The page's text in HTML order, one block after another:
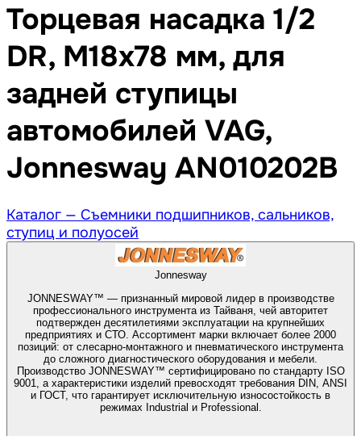
Торцевая насадка 1/2
DR, M18x78 мм, для
задней ступицы
автомобилей VAG,
Jonnesway AN010202B
Каталог — Съемники подшипников, сальников,
ступиц и полуосей
Jonnesway
JONNESWAY™ — признанный мировой лидер в производстве
профессионального инструмента из Тайваня, чей авторитет
подтвержден десятилетиями эксплуатации на крупнейших
предприятиях и СТО. Ассортимент марки включает более 2000
позиций: от слесарно-монтажного и пневматического инструмента
до сложного диагностического оборудования и мебели.
Производство JONNESWAY™ сертифицировано по стандарту ISO
9001, а характеристики изделий превосходят требования DIN, ANSI
и ГОСТ, что гарантирует исключительную износостойкость в
режимах Industrial и Professional.